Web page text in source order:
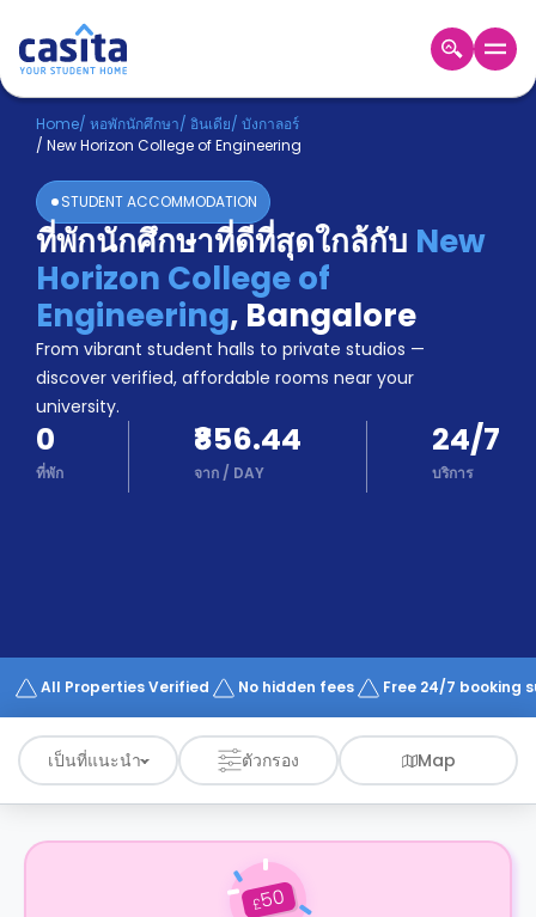
Home TH INR
เข้าสู่
ระบบ
Booking
Accommodation
About
us
Blog
Refer
And
Earn
Become
A
Partner
Help
Works
Home/ หอพักนักศึกษา/ อินเดีย/ บังกาลอร์
/ New Horizon College of Engineering
STUDENT ACCOMMODATION
ที่พักนักศึกษาที่ดีที่สุดใกล้กับ New
Horizon College of
Engineering, Bangalore
From vibrant student halls to private studios —
discover verified, affordable rooms near your
university.
0
ที่พัก
₹856.44
จาก / DAY
24/7
บริการ
All Properties Verified No hidden fees Free 24/7 booking
เป็นที่แนะนำ ตัวกรอง Map
£50